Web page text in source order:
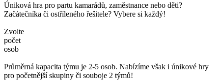
Úniková hra pro partu kamarádů, zaměstnance nebo děti?
Začátečníka či ostříleného řešitele? Vybere si každý!
Zvolte
počet
osob
Průměrná kapacita týmu je 2-5 osob. Nabízíme však i únikové hry
pro početnější skupiny či souboje 2 týmů!